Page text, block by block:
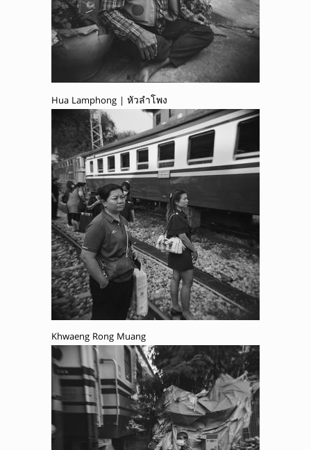
Hua Lamphong | หัวลำโพง
Khwaeng Rong Muang